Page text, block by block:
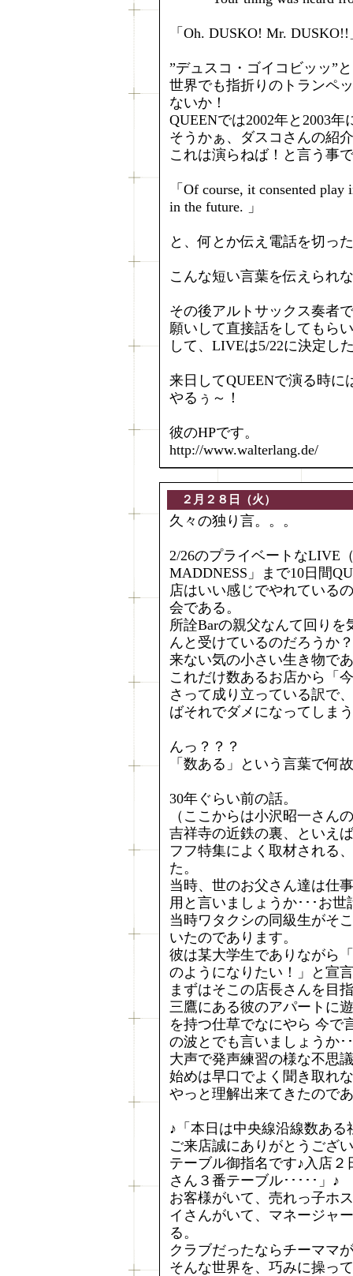
「Oh. DUSKO! Mr. DUSKO!!
”デュスコ・ゴイコビッッ”
世界でも指折りのトランペ
ないか！
QUEENでは2002年と2003
そうかぁ、ダスコさんの紹
これは演らねば！と言う事で
「Of course, it consented
in the future. 」
と、何とか伝え電話を切っ
こんな短い言葉を伝えられ
その後アルトサックス奏者
願いして直接話をしてもら
して、LIVEは5/22に決定し
来日してQUEENで演る時
やるぅ～！
彼のHPです。
http://www.walterlang.de/
２月２８日（火）
久々の独り言。。。
2/26のプライベートなLIVE
MADDNESS」まで10日間
店はいい感じでやれている
会である。
所詮Barの親父なんて回り
んと受けているのだろうか
来ない気の小さい生き物で
これだけ数あるお店から「
さって成り立っている訳で
ばそれでダメになってしま
んっ？？？
「数ある」という言葉で何
30年ぐらい前の話。
（ここからは小沢昭一さん
吉祥寺の近鉄の裏、といえ
フフ特集によく取材される
た。
当時、世のお父さん達は仕
用と言いましょうか･･･お
当時ワタクシの同級生がそ
いたのであります。
彼は某大学生でありながら
のようになりたい！」と宣
まずはそこの店長さんを目
三鷹にある彼のアパートに
を持つ仕草でなにやら 今で
の波とでも言いましょうか･
大声で発声練習の様な不思
始めは早口でよく聞き取れ
やっと理解出来てきたので
♪「本日は中央線沿線数あ
ご来店誠にありがとうござ
テーブル御指名です♪入店
さん３番テーブル･････」♪
お客様がいて、売れっ子ホ
イさんがいて、マネージャ
る。
クラブだったならチーママ
そんな世界を、巧みに操っ